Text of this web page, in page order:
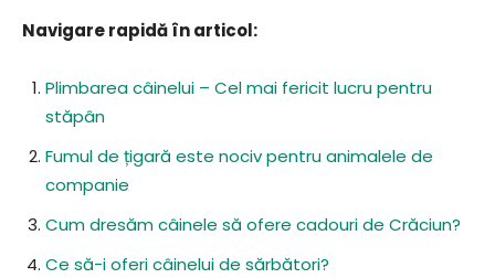
Navigare rapidă în articol:
Plimbarea câinelui – Cel mai fericit lucru pentru
stăpân
Fumul de țigară este nociv pentru animalele de
companie
Cum dresăm câinele să ofere cadouri de Crăciun?
Ce să-i oferi câinelui de sărbători?